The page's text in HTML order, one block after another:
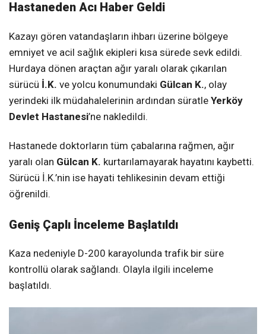
Hastaneden Acı Haber Geldi
Kazayı gören vatandaşların ihbarı üzerine bölgeye
emniyet ve acil sağlık ekipleri kısa sürede sevk edildi.
Hurdaya dönen araçtan ağır yaralı olarak çıkarılan
sürücü İ.K. ve yolcu konumundaki Gülcan K., olay
yerindeki ilk müdahalelerinin ardından süratle Yerköy
Devlet Hastanesi’ne nakledildi.
Hastanede doktorların tüm çabalarına rağmen, ağır
yaralı olan Gülcan K. kurtarılamayarak hayatını kaybetti.
Sürücü İ.K.’nin ise hayati tehlikesinin devam ettiği
öğrenildi.
Geniş Çaplı İnceleme Başlatıldı
Kaza nedeniyle D-200 karayolunda trafik bir süre
kontrollü olarak sağlandı. Olayla ilgili inceleme
başlatıldı.